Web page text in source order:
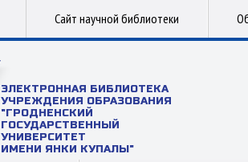
Сайт научной библиотеки
ЭЛЕКТРОННАЯ БИБЛИОТЕКА
УЧРЕЖДЕНИЯ ОБРАЗОВАНИЯ
"ГРОДНЕНСКИЙ
ГОСУДАРСТВЕННЫЙ
УНИВЕРСИТЕТ
ИМЕНИ ЯНКИ КУПАЛЫ"